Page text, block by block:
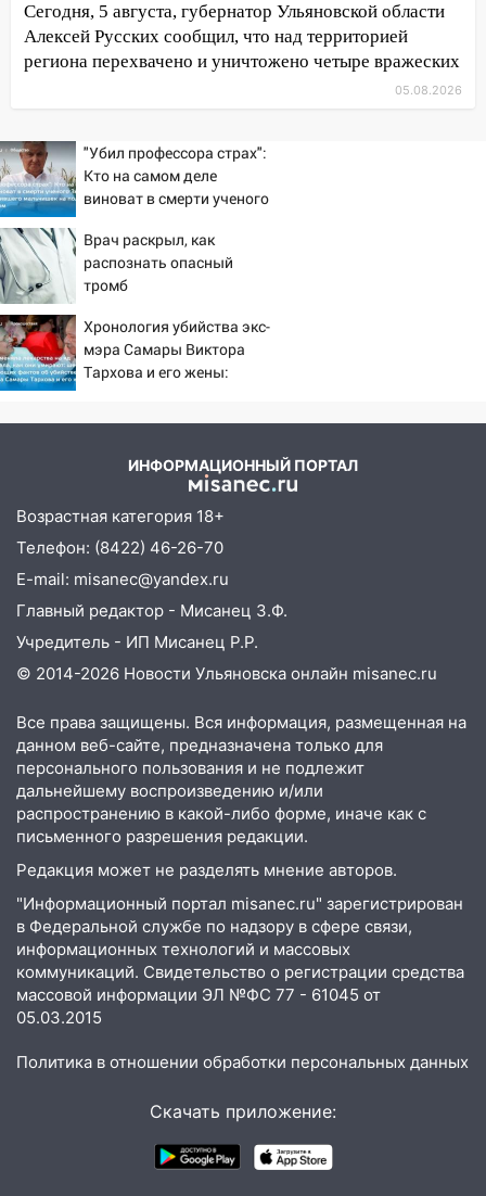
15:59 Ульяновец отдал более 14
миллионов рублей за криминальное
покровительство
летнего мопедиста
15:00
В Ульяновске после тройного ДТП
госпитализировали 25-летнего байкера
14:32
На Ульяновскую область
надвигается жара
14:08
подробности серьезной аварии на
Фруктовой
13:30
Водитель без прав врезался в
припаркованный автомобиль
12:37 Переезжал «зебру» на
велосипеде и попал под колеса
12:18 Вспыхнул изнутри: в
Железнодорожном районе горела дача
11:33 В Засвияжье под колёса авто
попал мужчина
11:17
В Радищевском районе сгорели
хозяйственные постройки
11:00 В Канадее горел жилой дом
10:18 Губернатор Ульяновской области:
уничтожено четыре беспилотника в
регионе
10:00 В Ульяновске дотла сгорел
легковой автомобиль
09:39 В Ульяновске будут судить десять
наркодилеров, снабжавших две области
09:25 Вынесли приговор дебоширам,
избившим мужчину в трамвае
один из шести уникальных автомобилей
Сегодня, 5 августа, губернатор Ульяновской области
Алексей Русских сообщил, что над территорией
региона перехвачено и уничтожено четыре вражеских
05.08.2026
"Убил профессора страх":
Кто на самом деле
виноват в смерти ученого
мальчишек на поле с
горохом
Врач раскрыл, как
распознать опасный
тромб
Хронология убийства экс-
мэра Самары Виктора
Тархова и его жены:
ИНФОРМАЦИОННЫЙ ПОРТАЛ
Возрастная категория 18+
Телефон: (8422) 46-26-70
E-mail: misanec@yandex.ru
Главный редактор - Мисанец З.Ф.
Учредитель - ИП Мисанец Р.Р.
© 2014-2026 Новости Ульяновска онлайн misanec.ru
Все права защищены. Вся информация, размещенная на
данном веб-сайте, предназначена только для
персонального пользования и не подлежит
дальнейшему воспроизведению и/или
распространению в какой-либо форме, иначе как с
письменного разрешения редакции.
Редакция может не разделять мнение авторов.
"Информационный портал misanec.ru" зарегистрирован
в Федеральной службе по надзору в сфере связи,
информационных технологий и массовых
коммуникаций. Свидетельство о регистрации средства
массовой информации ЭЛ №ФС 77 - 61045 от
05.03.2015
Политика в отношении обработки персональных данных
Скачать приложение: